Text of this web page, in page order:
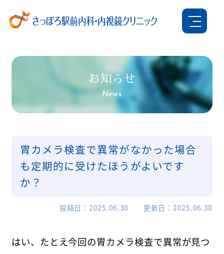
お知らせ
News
胃カメラ検査で異常がなかった場合
も定期的に受けたほうがよいです
か？
投稿日 2025.06.30 更新日 2025.06.30
はい、たとえ今回の胃カメラ検査で異常が見つ